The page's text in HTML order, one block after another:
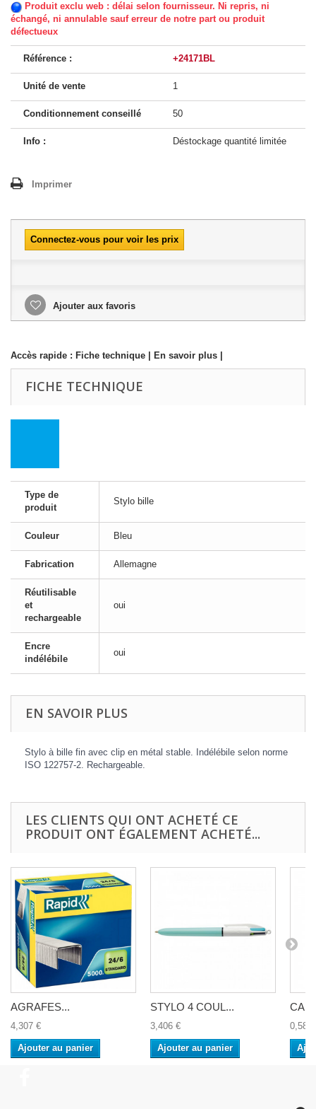
Produit exclu web : délai selon fournisseur. Ni repris, ni
échangé, ni annulable sauf erreur de notre part ou produit
défectueux
Référence : +24171BL
Unité de vente 1
Conditionnement conseillé 50
Info : Déstockage quantité limitée
Imprimer
Connectez-vous pour voir les prix
Ajouter aux favoris
Accès rapide : Fiche technique En savoir plus
FICHE TECHNIQUE
Type de
produit
Stylo bille
Couleur Bleu
Fabrication Allemagne
Réutilisable
et
rechargeable
oui
Encre
indélébile
oui
EN SAVOIR PLUS
Stylo à bille fin avec clip en métal stable. Indélébile selon norme
ISO 122757-2. Rechargeable.
LES CLIENTS QUI ONT ACHETÉ CE
PRODUIT ONT ÉGALEMENT ACHETÉ...
AGRAFES...
4,307 €
Ajouter au panier
STYLO 4 COUL...
3,406 €
Ajouter au panier
0,580